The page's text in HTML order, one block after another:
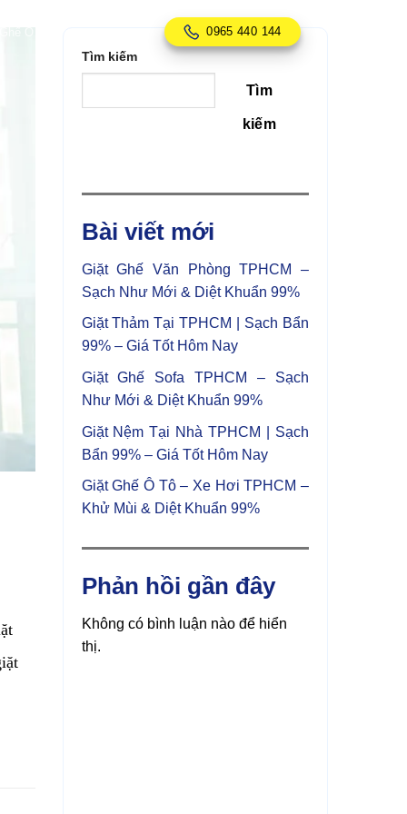
0965 440 144
Tìm kiếm
Tìm
kiếm
Bài viết mới
Giặt Ghế Văn Phòng TPHCM –
Sạch Như Mới & Diệt Khuẩn 99%
Giặt Thảm Tại TPHCM | Sạch Bẩn
99% – Giá Tốt Hôm Nay
Giặt Ghế Sofa TPHCM – Sạch
Như Mới & Diệt Khuẩn 99%
Giặt Nệm Tại Nhà TPHCM | Sạch
Bẩn 99% – Giá Tốt Hôm Nay
Giặt Ghế Ô Tô – Xe Hơi TPHCM –
Khử Mùi & Diệt Khuẩn 99%
Phản hồi gần đây
Không có bình luận nào để hiển
thị.